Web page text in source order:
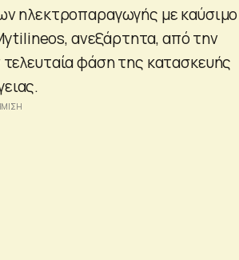
ηλεκτροπαραγωγής με
ανεξάρτητα, από την
φάση της κατασκευής